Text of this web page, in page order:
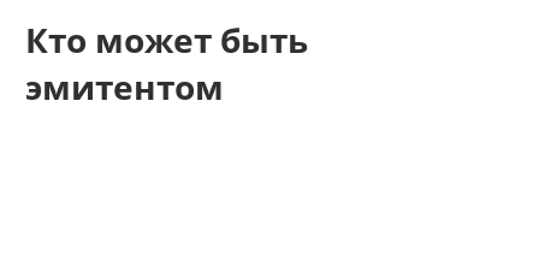
Кто может быть
эмитентом